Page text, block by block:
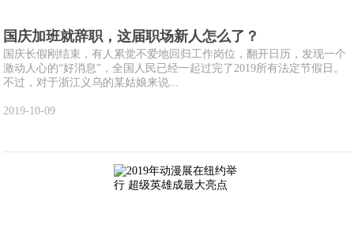
国庆加班就辞职，这届职场新人怎么了？
国庆长假刚结束，有人累觉不爱地回归工作岗位，翻开日历，发现一个
激动人心的“好消息”，全国人民已经一起过完了2019所有法定节假日。
不过，对于浙江义乌的某姑娘来说...
2019-10-09